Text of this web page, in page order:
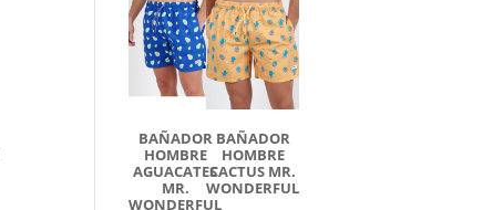
BAÑADOR
HOMBRE
AGUACATES
MR.
WONDERFUL
BAÑADOR
HOMBRE
CACTUS MR.
WONDERFUL